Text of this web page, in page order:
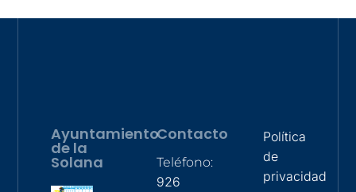
Ayuntamiento
de la
Solana
Contacto
Teléfono:
926
Política
de
privacidad